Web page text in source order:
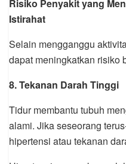
Risiko Penyakit yang
Istirahat
Selain mengganggu
dapat meningkatkan risiko
8. Tekanan Darah Tinggi
Tidur membantu tubuh
alami. Jika seseorang
hipertensi atau tekanan